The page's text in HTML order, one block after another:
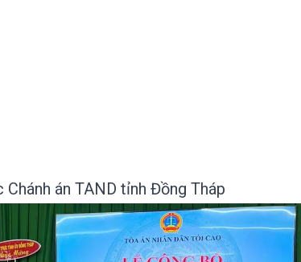
án TAND tỉnh Đồng Tháp